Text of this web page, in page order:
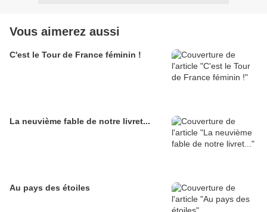
Vous aimerez aussi
C'est le Tour de France féminin !
La neuvième fable de notre livret...
Au pays des étoiles